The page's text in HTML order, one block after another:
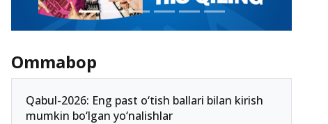
Ommabop
Qabul-2026: Eng past o‘tish ballari bilan kirish
mumkin bo‘lgan yo‘nalishlar